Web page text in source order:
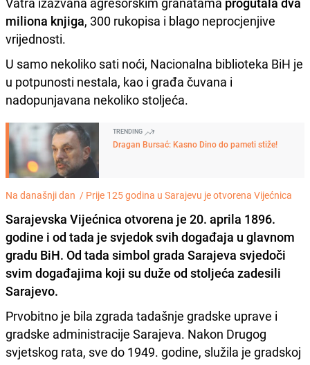
miliona knjiga, 300 rukopisa i blago neprocjenjive
vrijednosti.
U samo nekoliko sati noći, Nacionalna biblioteka BiH je
u potpunosti nestala, kao i građa čuvana i
nadopunjavana nekoliko stoljeća.
TRENDING
Dragan Bursać: Kasno Dino do pameti stiže!
Na današnji dan / Prije 125 godina u Sarajevu je otvorena Vijećnica
Sarajevska Vijećnica otvorena je 20. aprila 1896.
godine i od tada je svjedok svih događaja u glavnom
gradu BiH. Od tada simbol grada Sarajeva svjedoči
svim događajima koji su duže od stoljeća zadesili
Sarajevo.
Prvobitno je bila zgrada tadašnje gradske uprave i
gradske administracije Sarajeva. Nakon Drugog
svjetskog rata, sve do 1949. godine, služila je gradskoj